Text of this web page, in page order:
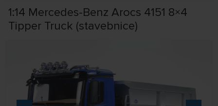
1:14 Mercedes-Benz Arocs 4151 8×4
Tipper Truck (stavebnice)